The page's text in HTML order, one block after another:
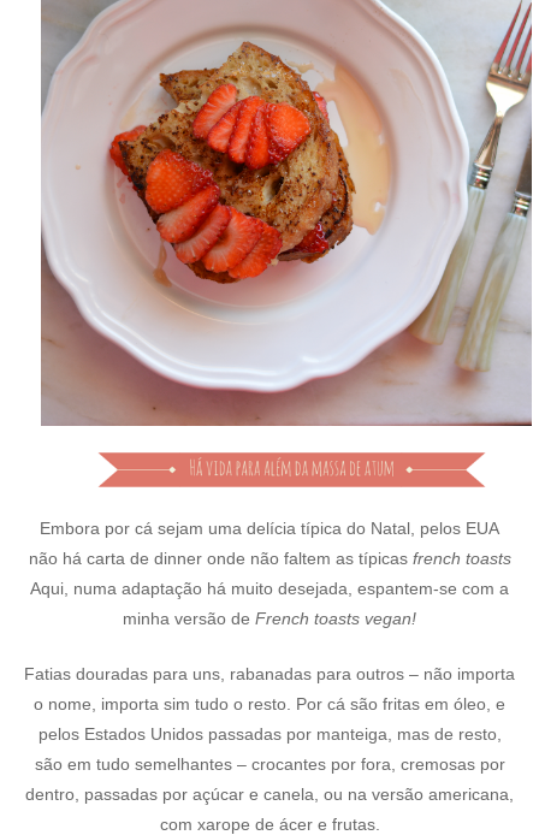
Embora por cá sejam uma delícia típica do Natal, pelos EUA
não há carta de dinner onde não faltem as típicas french toasts
Aqui, numa adaptação há muito desejada, espantem-se com a
minha versão de French toasts vegan!
Fatias douradas para uns, rabanadas para outros – não importa
o nome, importa sim tudo o resto. Por cá são fritas em óleo, e
pelos Estados Unidos passadas por manteiga, mas de resto,
são em tudo semelhantes – crocantes por fora, cremosas por
dentro, passadas por açúcar e canela, ou na versão americana,
com xarope de ácer e frutas.